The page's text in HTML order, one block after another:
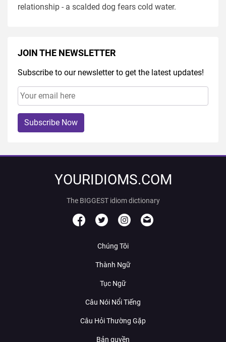
relationship - a scalded dog fears cold water.
JOIN THE NEWSLETTER
Subscribe to our newsletter to get the latest updates!
Subscribe Now
YOURIDIOMS.COM
The BIGGEST idiom dictionary
Chúng Tôi
Thành Ngữ
Tục Ngữ
Câu Nói Nổi Tiếng
Câu Hỏi Thường Gặp
Bản quyền